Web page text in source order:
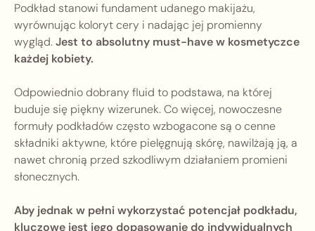
Podkład stanowi fundament udanego makijażu,
wyrównując koloryt cery i nadając jej promienny
wygląd.Jest to absolutny must-have w kosmetyczce
każdej kobiety.
Odpowiednio dobrany fluid to podstawa, na której
buduje się piękny wizerunek. Co więcej, nowoczesne
formuły podkładów często wzbogacone są o cenne
składniki aktywne, które pielęgnują skórę, nawilżają ją, a
nawet chronią przed szkodliwym działaniem promieni
słonecznych.
Aby jednak w pełni wykorzystać potencjał podkładu,
kluczowe jest jego dopasowanie do indywidualnych